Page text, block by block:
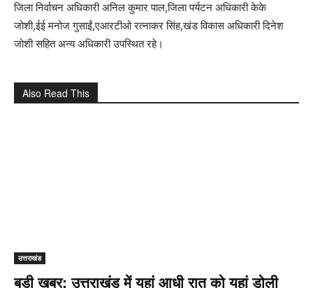
जिला निर्वाचन अधिकारी अनिल कुमार पाल,जिला पर्यटन अधिकारी केके
जोशी,ईई मनोज गुसाईं,एआरटीओ रत्नाकर सिंह,खंड विकास अधिकारी दिनेश
जोशी सहित अन्य अधिकारी उपस्थित रहे।
Also Read This
उत्तराखंड
बड़ी खबर: उत्तराखंड में यहां आधी रात को यहां डोली